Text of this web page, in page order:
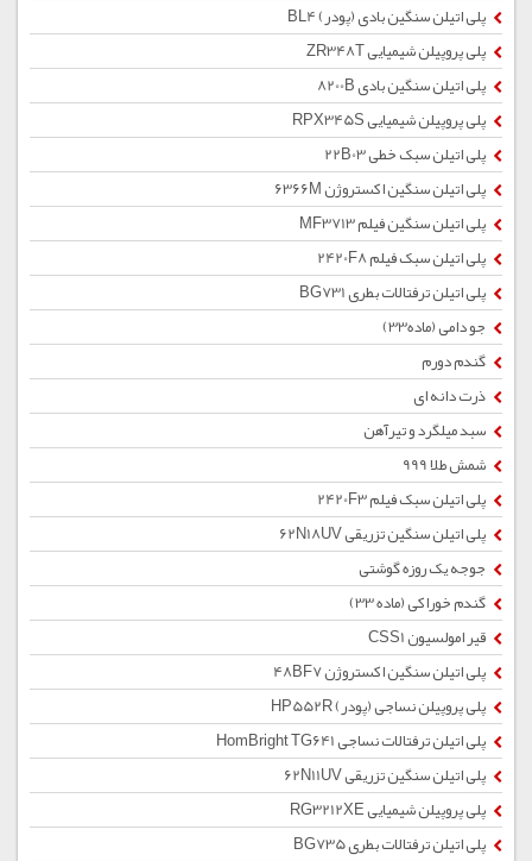
پلی اتیلن سنگین بادی (پودر) BL4
پلی پروپیلن شیمیایی ZR348T
پلی اتیلن سنگین بادی 8200B
پلی پروپیلن شیمیایی RPX345S
پلی اتیلن سبک خطی 22B03
پلی اتیلن سنگین اکستروژن 6366M
پلی اتیلن سنگین فیلم MF3713
پلی اتیلن سبک فیلم 2420F8
پلی اتیلن ترفتالات بطری BG731
جو دامی (ماده33)
گندم دورم
ذرت دانه ای
سبد میلگرد و تیرآهن
شمش طلا 999
پلی اتیلن سبک فیلم 2420F3
پلی اتیلن سنگین تزریقی 62N18UV
جوجه یک روزه گوشتی
گندم خوراکی (ماده 33)
قیر امولسیون CSS1
پلی اتیلن سنگین اکستروژن 48BF7
پلی پروپیلن نساجی (پودر) HP552R
پلی اتیلن ترفتالات نساجی HomBright TG641
پلی اتیلن سنگین تزریقی 62N11UV
پلی پروپیلن شیمیایی RG3212XE
پلی اتیلن ترفتالات بطری BG735